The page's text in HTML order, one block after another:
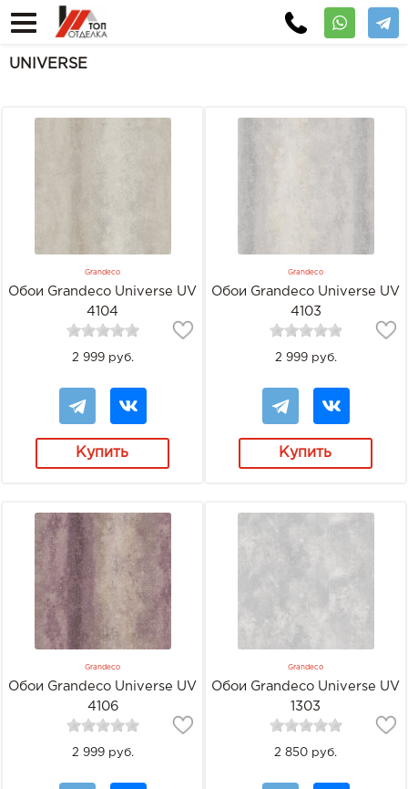
UNIVERSE
Grandeco
Обои Grandeco Universe UV
4104
2 999 руб.
Купить
Grandeco
Обои Grandeco Universe UV
4103
2 999 руб.
Купить
Grandeco
Обои Grandeco Universe UV
4106
2 999 руб.
Grandeco
Обои Grandeco Universe UV
1303
2 850 руб.